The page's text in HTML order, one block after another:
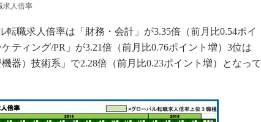
求人倍率
職求人倍率は「財務・会計」が3.35倍（前月比0.54ポイ
ティング/PR」が3.21倍（前月比0.76ポイント増）3位は
器）技術系」で2.28倍（前月比0.23ポイント増）となって